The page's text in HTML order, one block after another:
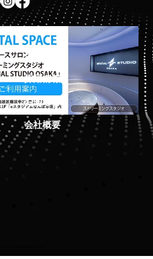
ホーム
採用情報
お知らせ
会社概要